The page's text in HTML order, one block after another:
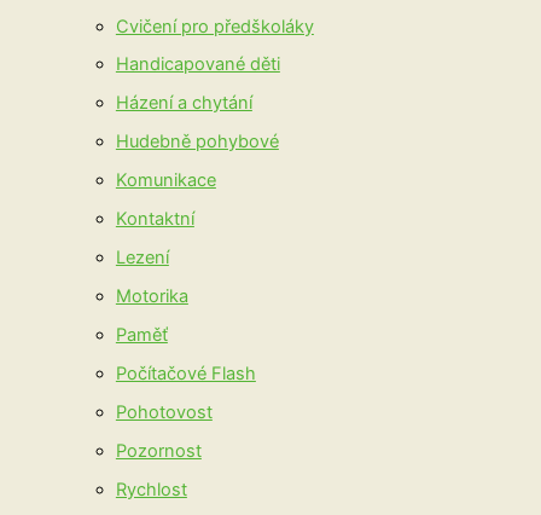
Cvičení pro předškoláky
Handicapované děti
Házení a chytání
Hudebně pohybové
Komunikace
Kontaktní
Lezení
Motorika
Paměť
Počítačové Flash
Pohotovost
Pozornost
Rychlost